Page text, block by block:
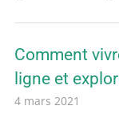
Comment
ligne et
4 mars 2021